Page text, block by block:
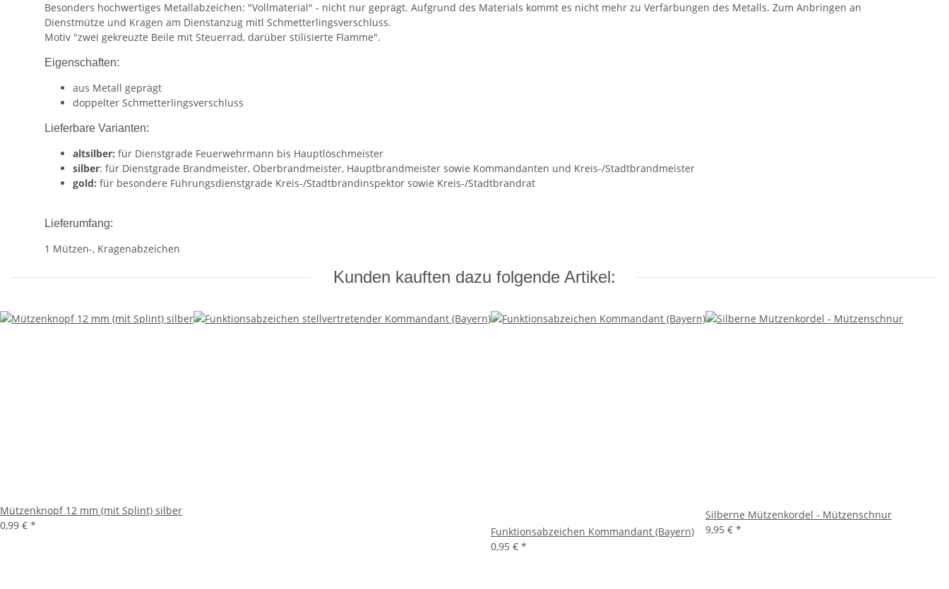
Besonders hochwertiges Metallabzeichen: "Vollmaterial" - nicht nur geprägt. Aufgrund des Materials kommt es nicht mehr zu Verfärbungen des Metalls. Zum Anbringen an
Dienstmütze und Kragen am Dienstanzug mitl Schmetterlingsverschluss.
Motiv "zwei gekreuzte Beile mit Steuerrad, darüber stilisierte Flamme".
Eigenschaften:
aus Metall geprägt
doppelter Schmetterlingsverschluss
Lieferbare Varianten:
altsilber: für Dienstgrade Feuerwehrmann bis Hauptlöschmeister
silber: für Dienstgrade Brandmeister, Oberbrandmeister, Hauptbrandmeister sowie Kommandanten und Kreis-/Stadtbrandmeister
gold: für besondere Führungsdienstgrade Kreis-/Stadtbrandinspektor sowie Kreis-/Stadtbrandrat
Lieferumfang:
1 Mützen-, Kragenabzeichen
Kunden kauften dazu folgende Artikel:
Mützenknopf 12 mm (mit Splint) silber
0,99 € *
Funktionsabzeichen Kommandant (Bayern)
0,95 € *
Silberne Mützenkordel - Mützenschnur
9,95 € *